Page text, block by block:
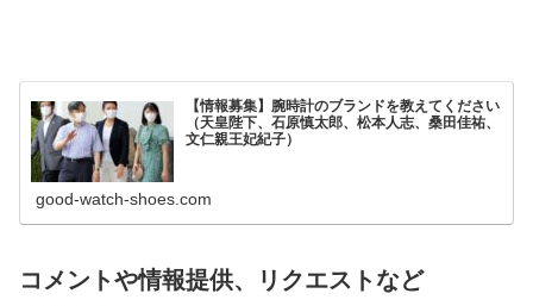
【情報募集】腕時計のブランドを教えてください
（天皇陛下、石原慎太郎、松本人志、桑田佳祐、
文仁親王妃紀子）
good-watch-shoes.com
コメントや情報提供、リクエストなど